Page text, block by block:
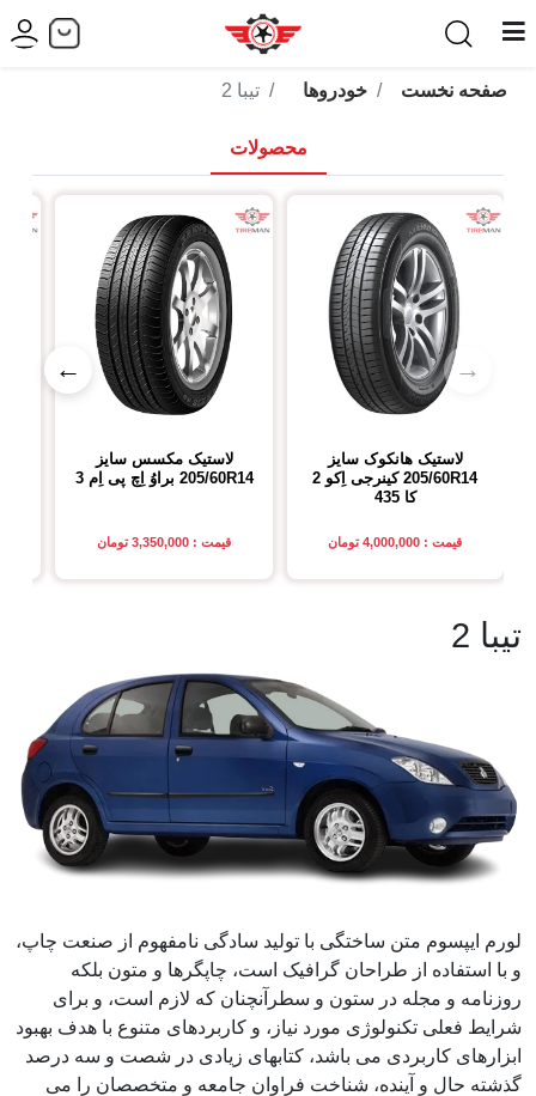
صفحه نخست خودروها تیبا 2
محصولات
→
←
لاستیک هانکوک سایز
205/60R14
کینرجی اِکو 2
کا 435
قیمت : 4,000,000 تومان
لاستیک مکسس سایز
205/60R14 براوُ اِچ پی اِم 3
قیمت : 3,350,000 تومان
تیبا 2
لورم ایپسوم متن ساختگی با تولید سادگی نامفهوم از صنعت چاپ،
و با استفاده از طراحان گرافیک است، چاپگرها و متون بلکه
روزنامه و مجله در ستون و سطرآنچنان که لازم است، و برای
شرایط فعلی تکنولوژی مورد نیاز، و کاربردهای متنوع با هدف بهبود
ابزارهای کاربردی می باشد، کتابهای زیادی در شصت و سه درصد
گذشته حال و آینده، شناخت فراوان جامعه و متخصصان را می